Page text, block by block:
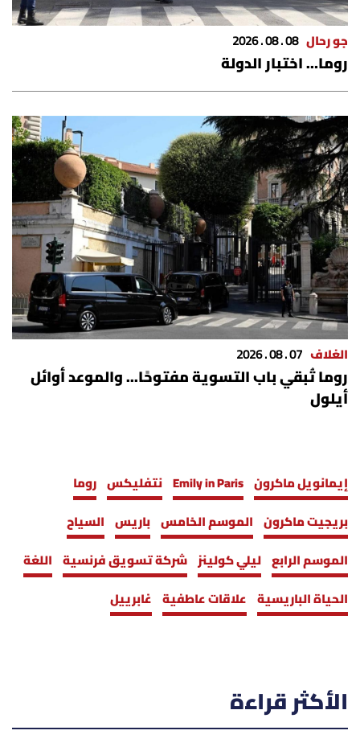
جو رحال 08 . 08 . 2026
روما… اختبار الدولة
الغلاف 07 . 08 . 2026
روما تُبقي باب التسوية مفتوحًا... والموعد أوائل
أيلول
إيمانويل ماكرون Emily in Paris نتفليكس روما
بريجيت ماكرون الموسم الخامس باريس السياح
الموسم الرابع ليلي كولينز شركة تسويق فرنسية اللغة
الحياة الباريسية علاقات عاطفية غابرييل
الأكثر قراءة